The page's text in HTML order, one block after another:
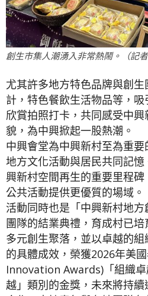
創生市集人潮湧入非常熱鬧。（記者
尤其許多地方特色品牌與創
計，特色餐飲生活物品等，
欣賞拍照打卡，共同感受中
貌，為中興掀起一股熱潮。
中興會堂為中興新村至為重
地方文化活動與居民共同記
興新村空間再生的重要里程
公共活動提供更優質的場域。
活動同時也是「中興新村地
團隊的結業典禮，育成村已
多元創生聚落，並以卓越的
的具體成效，榮獲2026年美
Innovation Awards)「組織
越」類別的金獎，未來將持